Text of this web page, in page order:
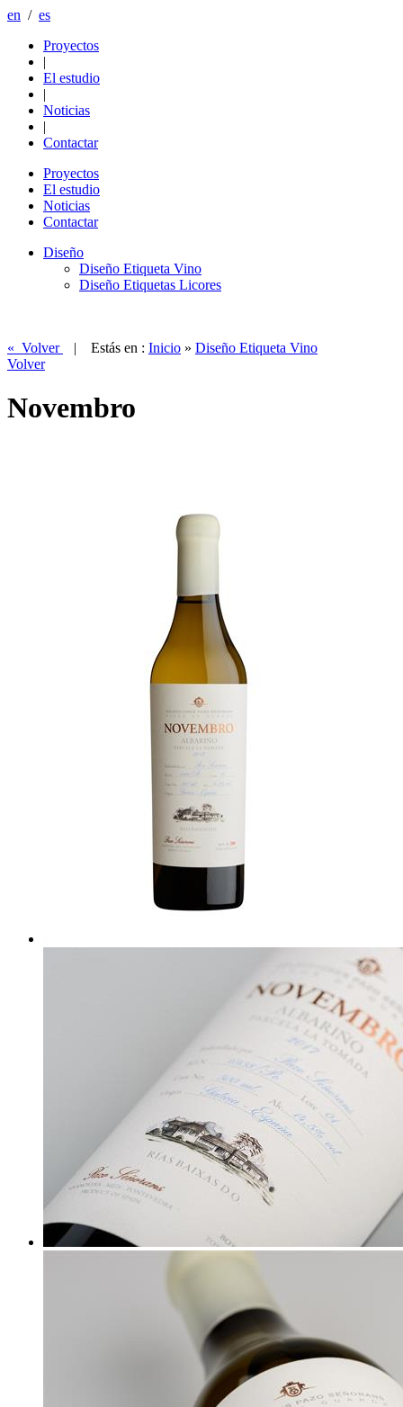
en / es
Proyectos
|
El estudio
|
Noticias
|
Contactar
Proyectos
El estudio
Noticias
Contactar
Diseño
Diseño Etiqueta Vino
Diseño Etiquetas Licores
« Volver | Estás en : Inicio » Diseño Etiqueta Vino
Volver
Novembro